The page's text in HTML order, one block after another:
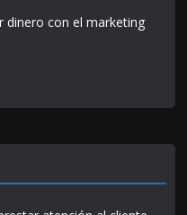
dinero con el marketing